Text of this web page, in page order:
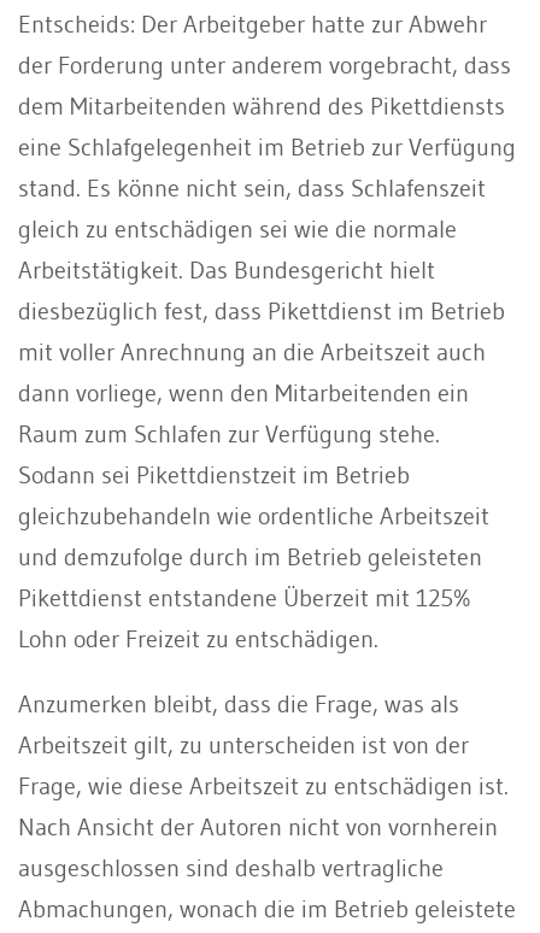
Entscheids: Der Arbeitgeber hatte zur Abwehr
der Forderung unter anderem vorgebracht, dass
dem Mitarbeitenden während des Pikettdiensts
eine Schlafgelegenheit im Betrieb zur Verfügung
stand. Es könne nicht sein, dass Schlafenszeit
gleich zu entschädigen sei wie die normale
Arbeitstätigkeit. Das Bundesgericht hielt
diesbezüglich fest, dass Pikettdienst im Betrieb
mit voller Anrechnung an die Arbeitszeit auch
dann vorliege, wenn den Mitarbeitenden ein
Raum zum Schlafen zur Verfügung stehe.
Sodann sei Pikettdienstzeit im Betrieb
gleichzubehandeln wie ordentliche Arbeitszeit
und demzufolge durch im Betrieb geleisteten
Pikettdienst entstandene Überzeit mit 125%
Lohn oder Freizeit zu entschädigen.
Anzumerken bleibt, dass die Frage, was als
Arbeitszeit gilt, zu unterscheiden ist von der
Frage, wie diese Arbeitszeit zu entschädigen ist.
Nach Ansicht der Autoren nicht von vornherein
ausgeschlossen sind deshalb vertragliche
Abmachungen, wonach die im Betrieb geleistete